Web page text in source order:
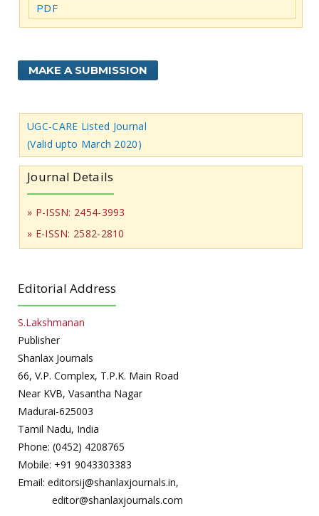
PDF
MAKE A SUBMISSION
UGC-CARE Listed Journal
(Valid upto March 2020)
Journal Details
» P-ISSN: 2454-3993
» E-ISSN: 2582-2810
Editorial Address
S.Lakshmanan
Publisher
Shanlax Journals
66, V.P. Complex, T.P.K. Main Road
Near KVB, Vasantha Nagar
Madurai-625003
Tamil Nadu, India
Phone: (0452) 4208765
Mobile: +91 9043303383
Email: editorsij@shanlaxjournals.in,
editor@shanlaxjournals.com